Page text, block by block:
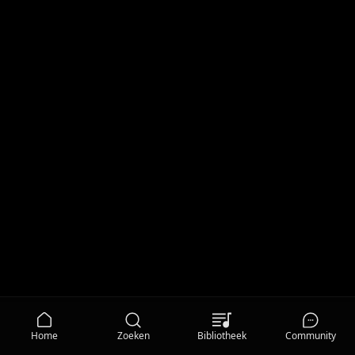
Home Zoeken Bibliotheek Community